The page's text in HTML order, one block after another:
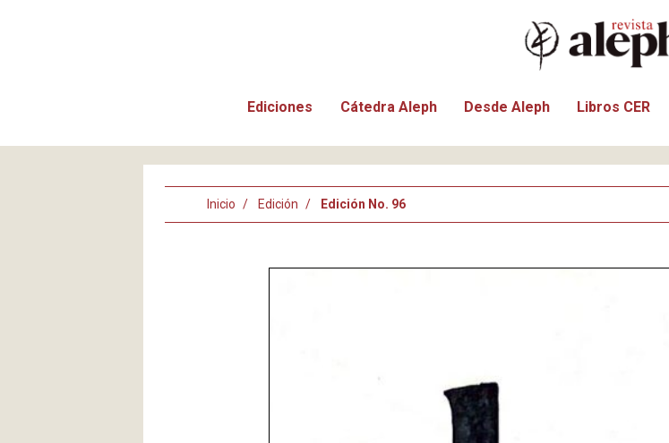
Ediciones Cátedra Aleph Desde Aleph Libros CER
Inicio Edición Edición No. 96